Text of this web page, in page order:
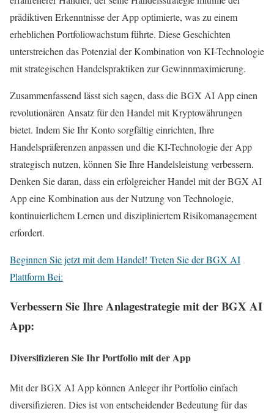
prädiktiven Erkenntnisse der App optimierte, was zu einem
erheblichen Portfoliowachstum führte. Diese Geschichten
unterstreichen das Potenzial der Kombination von KI-Technologie
mit strategischen Handelspraktiken zur Gewinnmaximierung.
Zusammenfassend lässt sich sagen, dass die BGX AI App einen
revolutionären Ansatz für den Handel mit Kryptowährungen
bietet. Indem Sie Ihr Konto sorgfältig einrichten, Ihre
Handelspräferenzen anpassen und die KI-Technologie der App
strategisch nutzen, können Sie Ihre Handelsleistung verbessern.
Denken Sie daran, dass ein erfolgreicher Handel mit der BGX AI
App eine Kombination aus der Nutzung von Technologie,
kontinuierlichem Lernen und diszipliniertem Risikomanagement
erfordert.
Beginnen Sie jetzt mit dem Handel! Treten Sie der BGX AI
Plattform Bei:
Verbessern Sie Ihre Anlagestrategie mit der BGX AI
App:
Diversifizieren Sie Ihr Portfolio mit der App
Mit der BGX AI App können Anleger ihr Portfolio einfach
diversifizieren. Dies ist von entscheidender Bedeutung für das